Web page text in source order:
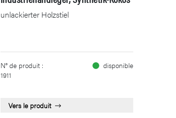
unlackierter Holzstiel
N° de produit :
1911
disponible
Vers le produit